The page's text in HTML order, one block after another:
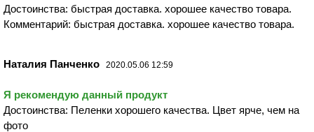
Достоинства: быстрая доставка. хорошее качество товара.
Комментарий: быстрая доставка. хорошее качество товара.
Наталия Панченко 2020.05.06 12:59
Я рекомендую данный продукт
Достоинства: Пеленки хорошего качества. Цвет ярче, чем на
фото